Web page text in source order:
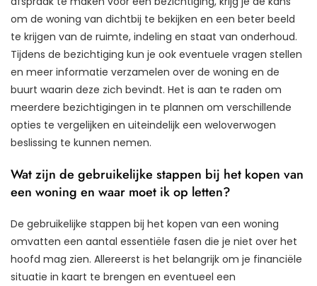
om de woning van dichtbij te bekijken en een beter beeld
te krijgen van de ruimte, indeling en staat van onderhoud.
Tijdens de bezichtiging kun je ook eventuele vragen stellen
en meer informatie verzamelen over de woning en de
buurt waarin deze zich bevindt. Het is aan te raden om
meerdere bezichtigingen in te plannen om verschillende
opties te vergelijken en uiteindelijk een weloverwogen
beslissing te kunnen nemen.
Wat zijn de gebruikelijke stappen bij het kopen van
een woning en waar moet ik op letten?
De gebruikelijke stappen bij het kopen van een woning
omvatten een aantal essentiële fasen die je niet over het
hoofd mag zien. Allereerst is het belangrijk om je financiële
situatie in kaart te brengen en eventueel een